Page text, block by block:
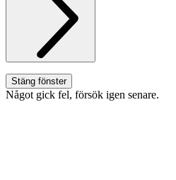
Stäng fönster
Något gick fel, försök igen senare.